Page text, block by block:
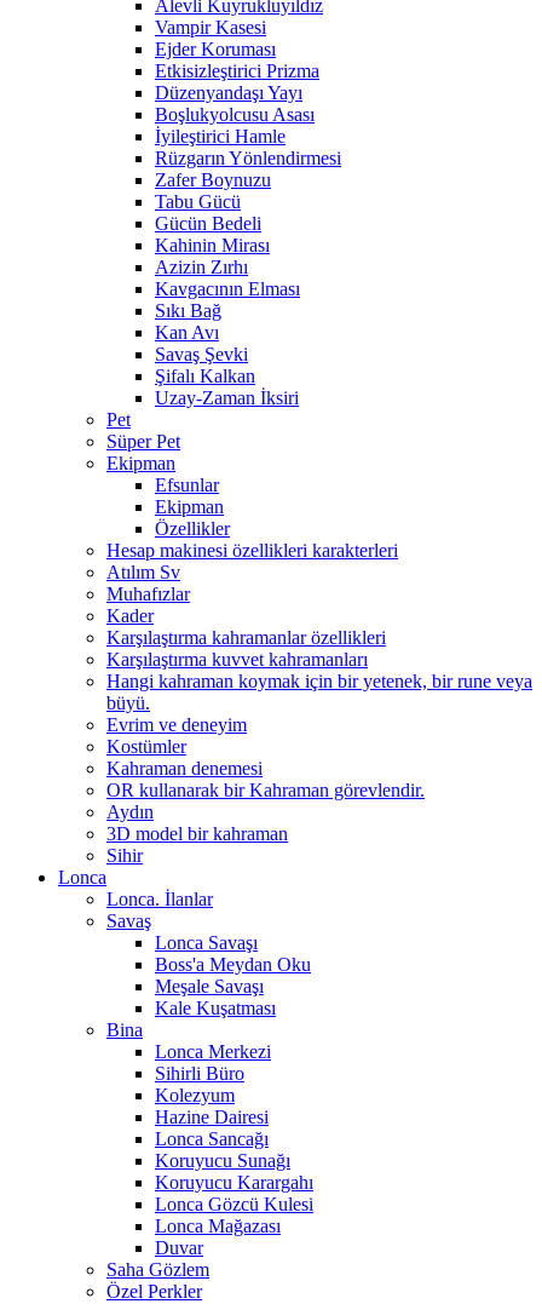
Alevli Kuyrukluyıldız
Vampir Kasesi
Ejder Koruması
Etkisizleştirici Prizma
Düzenyandaşı Yayı
Boşlukyolcusu Asası
İyileştirici Hamle
Rüzgarın Yönlendirmesi
Zafer Boynuzu
Tabu Gücü
Gücün Bedeli
Kahinin Mirası
Azizin Zırhı
Kavgacının Elması
Sıkı Bağ
Kan Avı
Savaş Şevki
Şifalı Kalkan
Uzay-Zaman İksiri
Pet
Süper Pet
Ekipman
Efsunlar
Ekipman
Özellikler
Hesap makinesi özellikleri karakterleri
Atılım Sv
Muhafızlar
Kader
Karşılaştırma kahramanlar özellikleri
Karşılaştırma kuvvet kahramanları
Hangi kahraman koymak için bir yetenek, bir rune veya
büyü.
Evrim ve deneyim
Kostümler
Kahraman denemesi
OR kullanarak bir Kahraman görevlendir.
Aydın
3D model bir kahraman
Sihir
Lonca
Lonca. İlanlar
Savaş
Lonca Savaşı
Boss'a Meydan Oku
Meşale Savaşı
Kale Kuşatması
Bina
Lonca Merkezi
Sihirli Büro
Kolezyum
Hazine Dairesi
Lonca Sancağı
Koruyucu Sunağı
Koruyucu Karargahı
Lonca Gözcü Kulesi
Lonca Mağazası
Duvar
Saha Gözlem
Özel Perkler